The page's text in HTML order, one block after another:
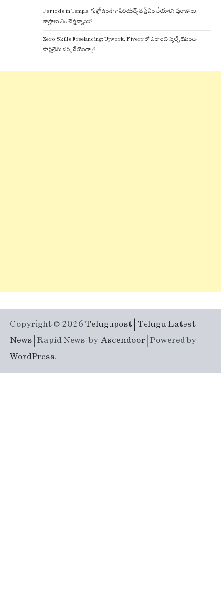
Periods in Temple: గుళ్లో ఉండగా పిరియడ్స్ వస్తే ఏం చేయాలి? పురాణాలు,
శాస్త్రాలు ఏం చెప్తున్నాయి?
Zero Skills Freelancing: Upwork, Fiverr లో ఎలాంటి స్కిల్స్ లేకుండా
పార్ట్‌టైమ్ వర్క్ చేయొచ్చా?
Copyright © 2026 Telugupost | Telugu Latest
News | Rapid News byAscendoor | Powered by
WordPress.